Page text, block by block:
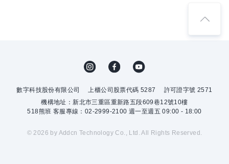
數字科技股份有限公司 上櫃公司股票代碼 5287
許可證字號 2571
機構地址：新北市三重區重新路五段609巷12號10樓
518熊班 客服專線：02-2999-2100 週一至週五 09:00 - 18:00
© 2026 by Addcn Technology Co., Ltd. All Rights Reserved.